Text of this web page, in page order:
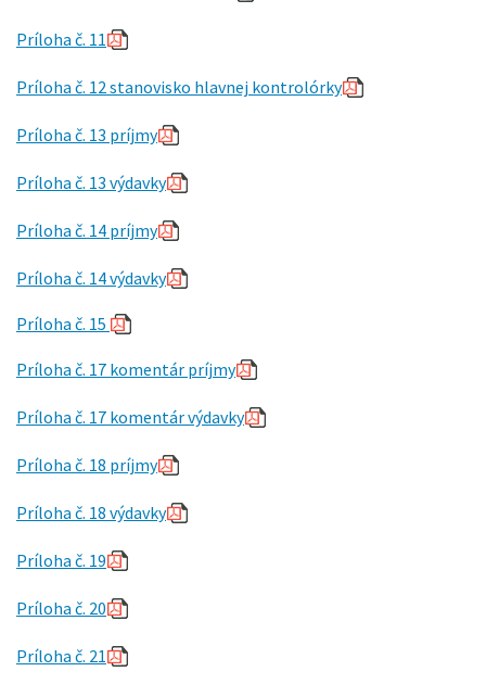
Príloha č. 11
Príloha č. 12 stanovisko hlavnej kontrolórky
Príloha č. 13 príjmy
Príloha č. 13 výdavky
Príloha č. 14 príjmy
Príloha č. 14 výdavky
Príloha č. 15
Príloha č. 17 komentár príjmy
Príloha č. 17 komentár výdavky
Príloha č. 18 príjmy
Príloha č. 18 výdavky
Príloha č. 19
Príloha č. 20
Príloha č. 21